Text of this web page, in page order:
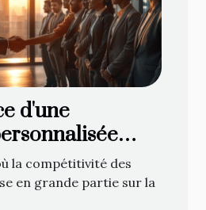
d'une
la compétitivité des
en grande partie sur la